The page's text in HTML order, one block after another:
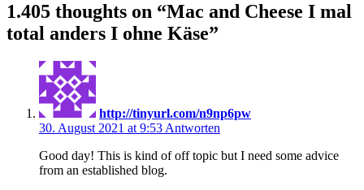
1.405 thoughts on “Mac and Cheese I mal
total anders I ohne Käse”
http://tinyurl.com/n9np6pw
30. August 2021 at 9:53 Antworten
Good day! This is kind of off topic but I need some advice
from an established blog.